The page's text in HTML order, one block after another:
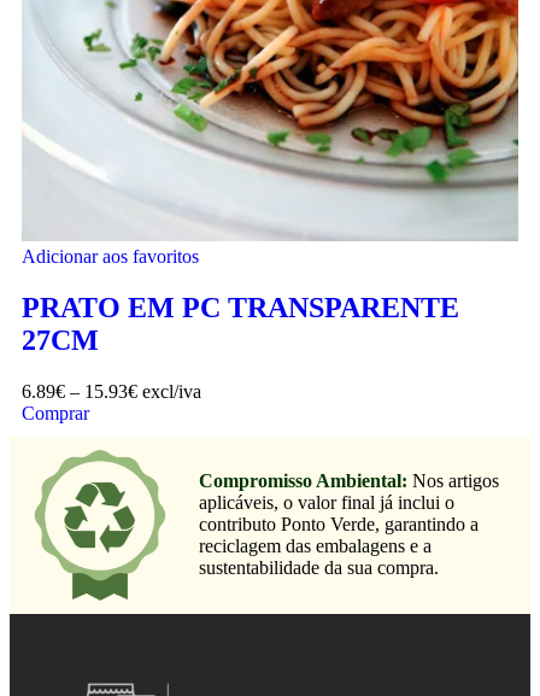
Adicionar aos favoritos
PRATO EM PC TRANSPARENTE
27CM
6.89€ – 15.93€ excl/iva
Comprar
Compromisso Ambiental: Nos artigos
aplicáveis, o valor final já inclui o
contributo Ponto Verde, garantindo a
reciclagem das embalagens e a
sustentabilidade da sua compra.